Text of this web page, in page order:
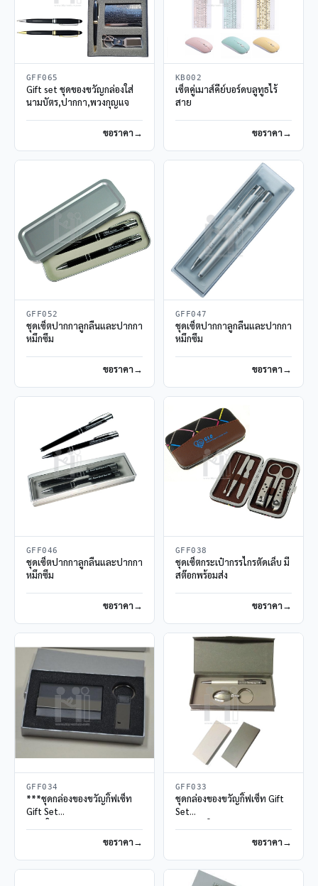
GFF065
Gift set ชุดของขวัญกล่องใส่
นามบัตร,ปากกา,พวงกุญแจ
ขอราคา
KB002
เซ็ตคู่เมาส์คีย์บอร์ดบลูทูธไร้
สาย
ขอราคา
GFF052
ชุดเซ็ตปากกาลูกลื่นและปากกา
หมึกซึม
ขอราคา
GFF047
ชุดเซ็ตปากกาลูกลื่นและปากกา
หมึกซึม
ขอราคา
GFF046
ชุดเซ็ตปากกาลูกลื่นและปากกา
หมึกซึม
ขอราคา
GFF038
ชุดเซ็ตกระเป๋ากรรไกรตัดเล็บ มี
สต๊อกพร้อมส่ง
ขอราคา
GFF034
***ชุดกล่องของขวัญกิ๊ฟเซ็ท
Gift Set
ขอราคา
GFF033
ชุดกล่องของขวัญกิ๊ฟเซ็ท Gift
Set
ขอราคา